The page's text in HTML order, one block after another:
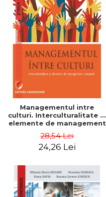
Managementul intre
culturi. Interculturalitate si
elemente de management
Dumitrascu
28,54 Lei
24,26 Lei